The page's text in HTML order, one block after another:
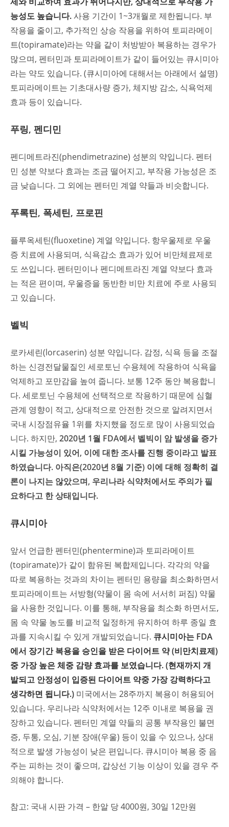
능성도 높습니다.사용 기간이 1~3개월로 제한됩니다. 부
작용을 줄이고, 추가적인 상승 작용을 위하여 토피라메이
트(topiramate)라는 약을 같이 처방받아 복용하는 경우가
많으며, 펜터민과 토피라메이트가 같이 들어있는 큐시미아
라는 약도 있습니다. (큐시미아에 대해서는 아래에서 설명)
토피라메이트는 기초대사량 증가, 체지방 감소, 식욕억제
효과 등이 있습니다.
푸링, 펜디민
펜디메트라진(phendimetrazine) 성분의 약입니다. 펜터
민 성분 약보다 효과는 조금 떨어지고, 부작용 가능성은 조
금 낮습니다. 그 외에는 펜터민 계열 약들과 비슷합니다.
푸록틴, 폭세틴, 프로핀
플루옥세틴(fluoxetine) 계열 약입니다. 항우울제로 우울
증 치료에 사용되며, 식욕감소 효과가 있어 비만체료제로
도 쓰입니다. 펜터민이나 펜디메트라진 계열 약보다 효과
는 적은 편이며, 우울증을 동반한 비만 치료에 주로 사용되
고 있습니다.
벨빅
로카세린(lorcaserin) 성분 약입니다. 감정, 식욕 등을 조절
하는 신경전달물질인 세로토닌 수용체에 작용하여 식욕을
억제하고 포만감을 높여 줍니다. 보통 12주 동안 복용합니
다. 세로토닌 수용체에 선택적으로 작용하기 때문에 심혈
관계 영향이 적고, 상대적으로 안전한 것으로 알려지면서
국내 시장점유율 1위를 차지했을 정도로 많이 사용되었습
니다. 하지만, 2020년 1월 FDA에서 벨빅이 암 발생을 증가
시킬 가능성이 있어, 이에 대한 조사를 진행 중이라고 발표
하였습니다. 아직은(2020년 8월 기준) 이에 대해 정확히 결
론이 나지는 않았으며, 우리나라 식약처에서도 주의가 필
요하다고 한 상태입니다.
큐시미아
앞서 언급한 펜터민(phentermine)과 토피라메이트
(topiramate)가 같이 함유된 복합제입니다. 각각의 약을
따로 복용하는 것과의 차이는 펜터민 용량을 최소화하면서
토피라메이트는 서방형(약물이 몸 속에 서서히 퍼짐) 약물
을 사용한 것입니다. 이를 통해, 부작용을 최소화 하면서도,
몸 속 약물 농도를 비교적 일정하게 유지하여 하루 종일 효
과를 지속시킬 수 있게 개발되었습니다. 큐시미아는 FDA
에서 장기간 복용을 승인을 받은 다이어트 약 (비만치료제)
중 가장 높은 체중 감량 효과를 보였습니다. (현재까지 개
발되고 안정성이 입증된 다이어트 약중 가장 강력하다고
생각하면 됩니다.) 미국에서는 28주까지 복용이 허용되어
있습니다. 우리나라 식약처에서는 12주 이내로 복용을 권
장하고 있습니다. 펜터민 계열 약들의 공통 부작용인 불면
증, 두통, 오심, 기분 장애(우울) 등이 있을 수 있으나, 상대
적으로 발생 가능성이 낮은 편입니다. 큐시미아 복용 중 음
주는 피하는 것이 좋으며, 갑상선 기능 이상이 있을 경우 주
의해야 합니다.
참고: 국내 시판 가격 – 한알 당 4000원, 30일 12만원